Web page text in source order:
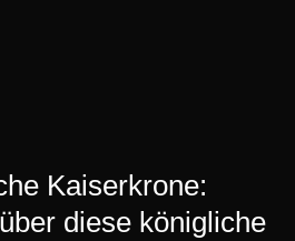
Kaiserkrone:
diese königliche